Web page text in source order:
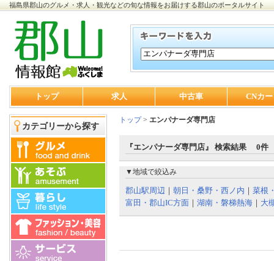
福島県郡山のグルメ・求人・観光などの旬な情報をお届けする郡山のポータルサイト
トップ 求人 中古車 CNカ
カテゴリーから探す
トップ> エンパナーダ専門店
『エンパナーダ専門店』 検索結果 0件
▼地域で絞込み
郡山駅周辺 ｜ 朝日・桑野・西ノ内 ｜ 菜根
富田・郡山IC方面 ｜ 湖南・磐梯熱海 ｜ 大